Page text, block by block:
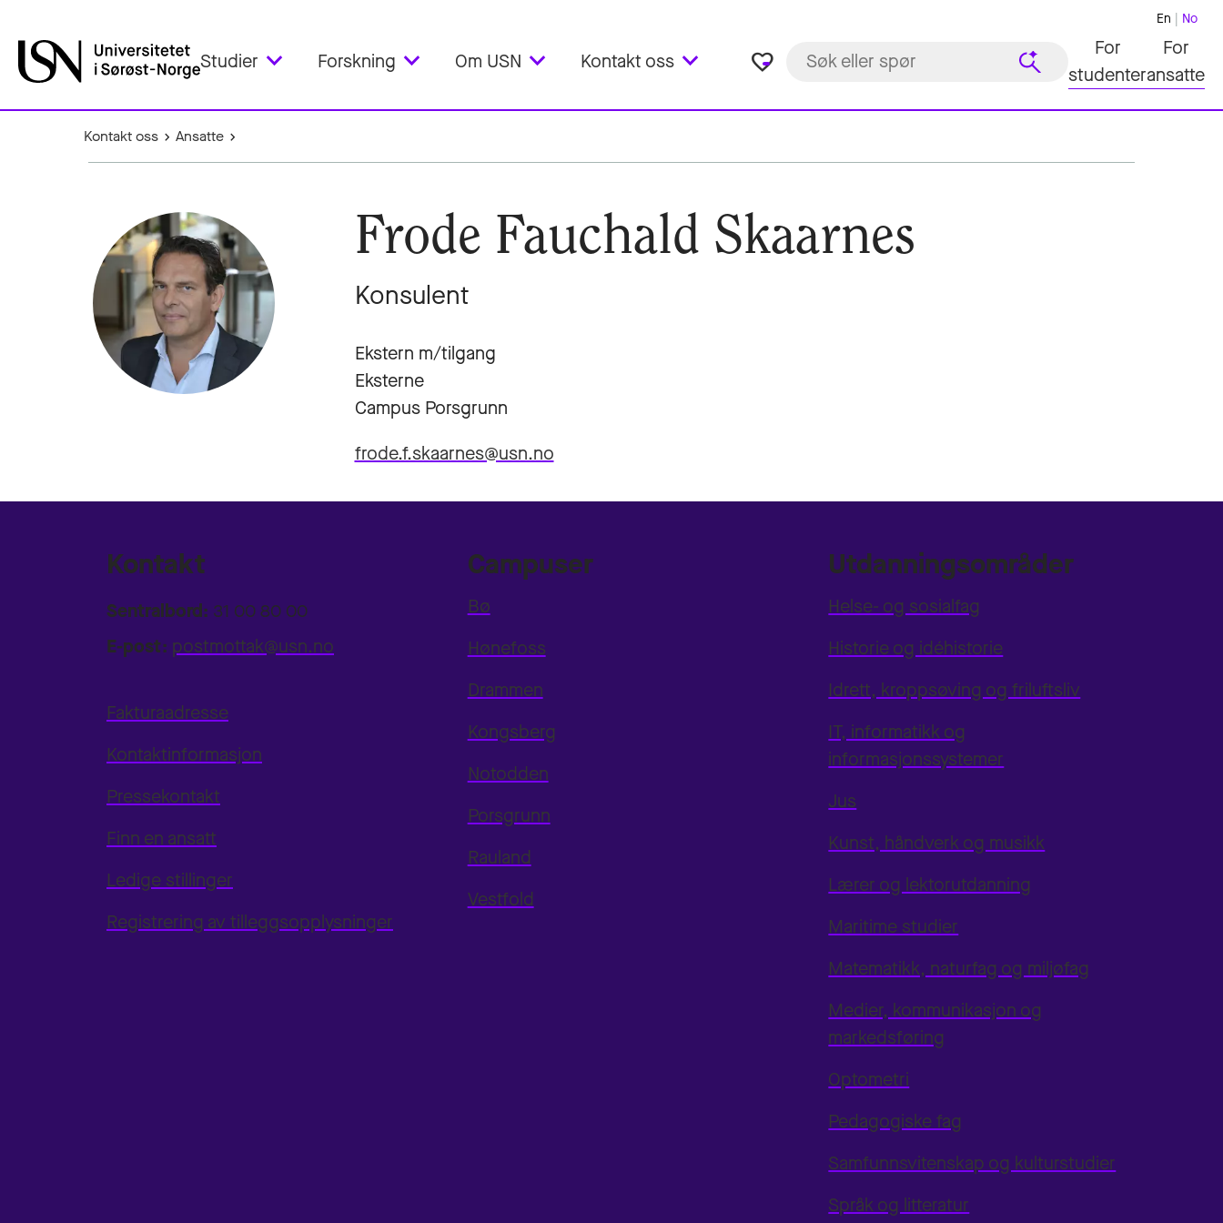
Studier Forskning Om USN Kontakt oss favorite_border
En No
For
studenter
For
ansatte
Kontakt oss Ansatte
Frode Fauchald Skaarnes
Konsulent
Ekstern m/tilgang
Eksterne
Campus Porsgrunn
frode.f.skaarnes@usn.no
Kontakt
Sentralbord: 31 00 80 00
E-post: postmottak@usn.no
Fakturaadresse
Kontaktinformasjon
Pressekontakt
Finn en ansatt
Ledige stillinger
Registrering av tilleggsopplysninger
Campuser
Bø
Hønefoss
Drammen
Kongsberg
Notodden
Porsgrunn
Rauland
Vestfold
Utdanningsområder
Helse- og sosialfag
Historie og idéhistorie
Idrett, kroppsøving og friluftsliv
IT, informatikk og
informasjonssystemer
Jus
Kunst, håndverk og musikk
Lærer og lektorutdanning
Maritime studier
Matematikk, naturfag og miljøfag
Medier, kommunikasjon og
markedsføring
Optometri
Pedagogiske fag
Samfunnsvitenskap og kulturstudier
Språk og litteratur